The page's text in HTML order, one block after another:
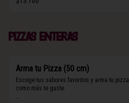
Pizzas enteras
Arma tu Pizza (50 cm)
Escoge tus sabores favoritos y arma tu pizza
como más te guste.